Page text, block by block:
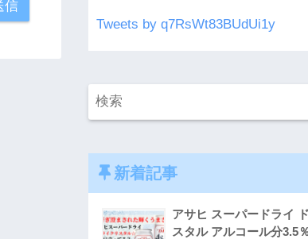
Tweets by q7RsWt83BUdUi1y
新着記事
アサヒ スーパードライ
スタル アルコール分3.5